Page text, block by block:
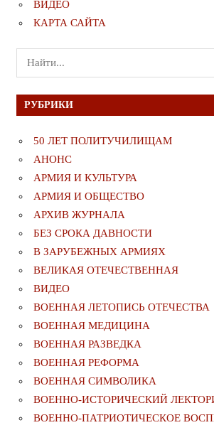
ВИДЕО
КАРТА САЙТА
Поиск
для:
РУБРИКИ
50 ЛЕТ ПОЛИТУЧИЛИЩАМ
АНОНС
АРМИЯ И КУЛЬТУРА
АРМИЯ И ОБЩЕСТВО
АРХИВ ЖУРНАЛА
БЕЗ СРОКА ДАВНОСТИ
В ЗАРУБЕЖНЫХ АРМИЯХ
ВЕЛИКАЯ ОТЕЧЕСТВЕННАЯ
ВИДЕО
ВОЕННАЯ ЛЕТОПИСЬ ОТЕЧЕСТВА
ВОЕННАЯ МЕДИЦИНА
ВОЕННАЯ РАЗВЕДКА
ВОЕННАЯ РЕФОРМА
ВОЕННАЯ СИМВОЛИКА
ВОЕННО-ИСТОРИЧЕСКИЙ
ВОЕННО-ПАТРИОТИЧЕСКОЕ